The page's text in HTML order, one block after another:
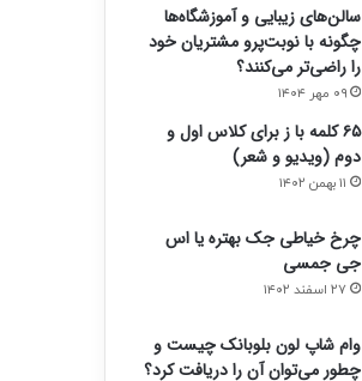
سالن‌های زیبایی و آموزشگاه‌ها
چگونه با نوبت‌پرو مشتریان خود
را راضی‌تر می‌کنند؟
۰۹ مهر ۱۴۰۴
۶۵ کلمه با ز برای کلاس اول و
دوم (ویدیو و شعر)
۱۱ بهمن ۱۴۰۲
چرخ خیاطی جک بهتره یا اس
جی جمسی
۲۷ اسفند ۱۴۰۲
وام شاپ لون بلوبانک چیست و
چطور می‌توان آن را دریافت کرد؟